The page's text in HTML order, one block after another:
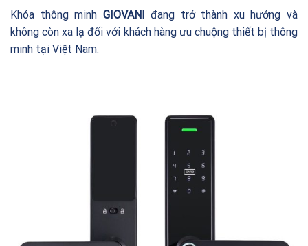
Khóa thông minh GIOVANI
đang trở thành xu hướng và
không còn xa lạ đối với khách hàng ưu chuộng thiết bị thông
minh tại Việt Nam.